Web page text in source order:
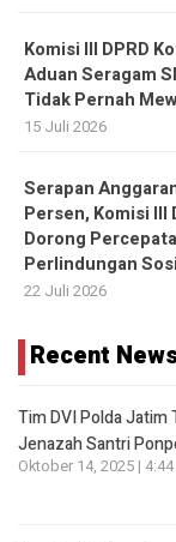
Komisi III DPRD
Aduan Seragam
Tidak Pernah
15 Juli 2026
Serapan
Persen, Komisi III
Dorong
Perlindungan
22 Juli 2026
Recent
Tim DVI Polda Jatim
Jenazah Santri
Oktober 14, 2025 |